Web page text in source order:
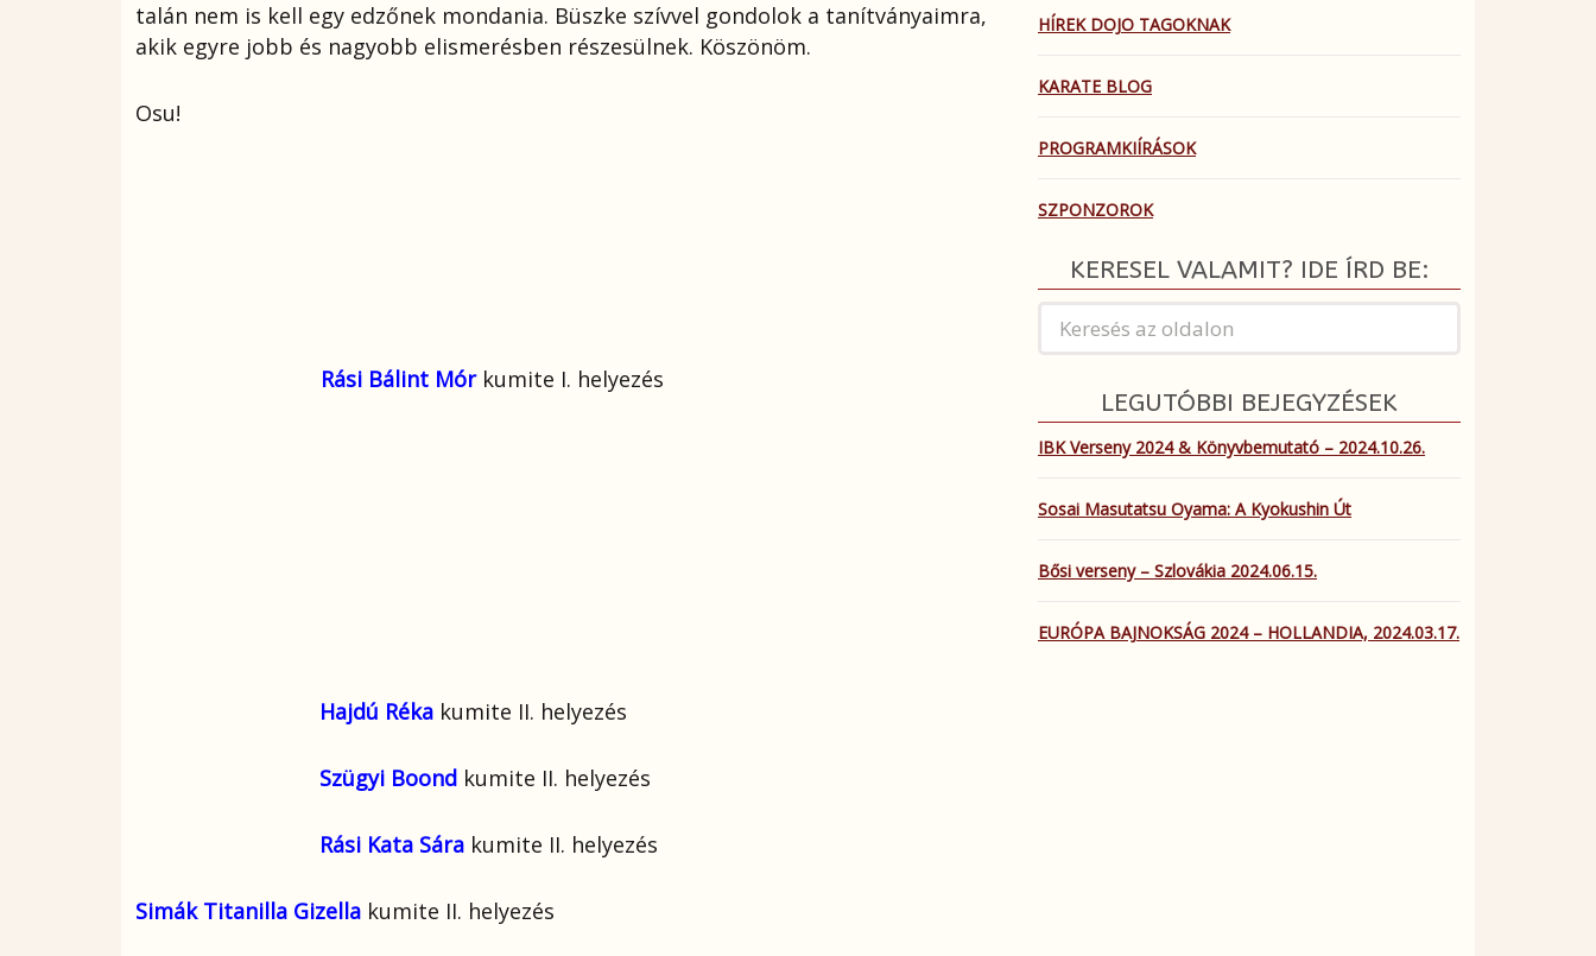
talán nem is kell egy edzőnek mondania. Büszke szívvel gondolok a tanítványaimra,
akik egyre jobb és nagyobb elismerésben részesülnek. Köszönöm.
Osu!
Rási Bálint Mórkumite I. helyezés
Hajdú Réka kumite II. helyezés
Szügyi Boond kumite II. helyezés
Rási Kata Sára kumite II. helyezés
Simák Titanilla Gizella kumite II. helyezés
HÍREK DOJO TAGOKNAK
KARATE BLOG
PROGRAMKIÍRÁSOK
SZPONZOROK
KERESEL VALAMIT? IDE ÍRD BE:
LEGUTÓBBI BEJEGYZÉSEK
IBK Verseny 2024 & Könyvbemutató – 2024.10.26.
Sosai Masutatsu Oyama: A Kyokushin Út
Bősi verseny – Szlovákia 2024.06.15.
EURÓPA BAJNOKSÁG 2024 – HOLLANDIA, 2024.03.17.